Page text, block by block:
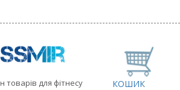
товарів для фітнесу КОШИК